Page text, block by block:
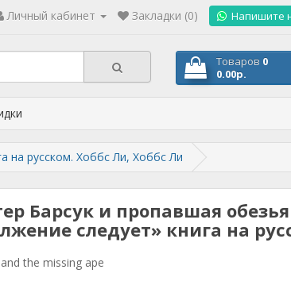
Личный кабинет Закладки (0) Напишите
Товаров 0
0.00р.
на русском. Хоббс Ли, Хоббс Ли
Барсук и пропавшая
следует» книга на
the missing ape